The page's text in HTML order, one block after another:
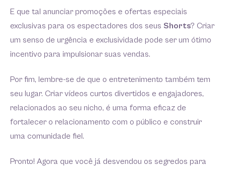
E que tal anunciar promoções e ofertas especiais
exclusivas para os espectadores dos seus Shorts? Criar
um senso de urgência e exclusividade pode ser um ótimo
incentivo para impulsionar suas vendas.
Por fim, lembre-se de que o entretenimento também tem
seu lugar. Criar vídeos curtos divertidos e engajadores,
relacionados ao seu nicho, é uma forma eficaz de
fortalecer o relacionamento com o público e construir
uma comunidade fiel.
Pronto! Agora que você já desvendou os segredos para